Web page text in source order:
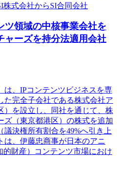
式会社からSI合同会社
ツ領域の中核事業会社を
ャーズを持分法適用会社
は、IPコンテンツビジネスを専
た完全子会社である株式会社ア
）を設立し、同社を通じて、株
ズ（東京都港区）の株式を追加
決権所有割合を49%へ引き上
は、伊藤忠商事が日本のアニ
的財産）コンテンツ市場におけ